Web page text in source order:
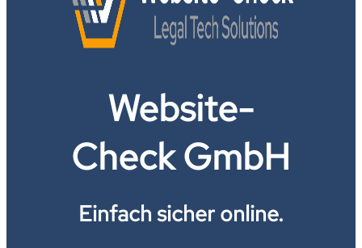
Website-
Check GmbH
Einfach sicher online.